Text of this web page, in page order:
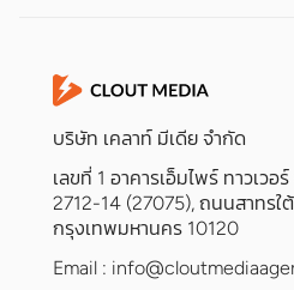
บริษัท เคลาท์ มีเดีย จำกัด
เลขที่ 1 อาคารเอ็มไพร์ ทาวเว
2712-14 (27075), ถนนสาทรใ
กรุงเทพมหานคร 10120
Email :